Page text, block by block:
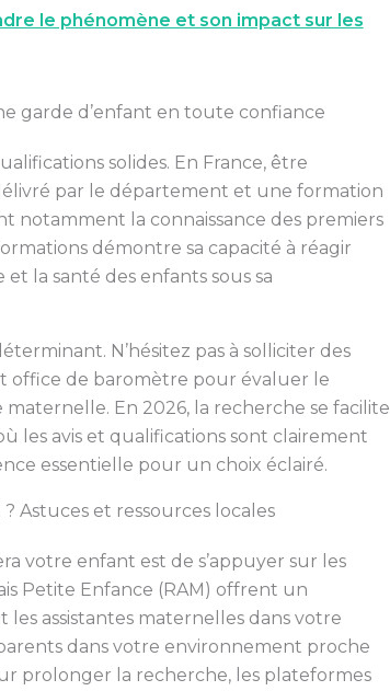
le phénomène et son impact sur les
garde d’enfant en toute confiance
solides. En France, être
par le département et une formation
notamment la connaissance des premiers
démontre sa capacité à réagir
la santé des enfants sous sa
N’hésitez pas à solliciter des
office de baromètre pour évaluer le
maternelle. En 2026, la recherche se facilite
les avis et qualifications sont clairement
essentielle pour un choix éclairé.
Astuces et ressources locales
votre enfant est de s’appuyer sur les
Petite Enfance (RAM) offrent un
assistantes maternelles dans votre
dans votre environnement proche
prolonger la recherche, les plateformes